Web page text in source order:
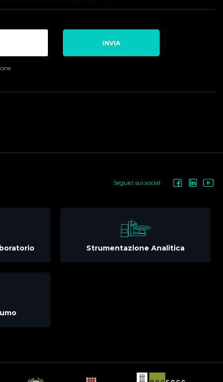
INVIA
Seguici sui social
Strumentazione Analitica